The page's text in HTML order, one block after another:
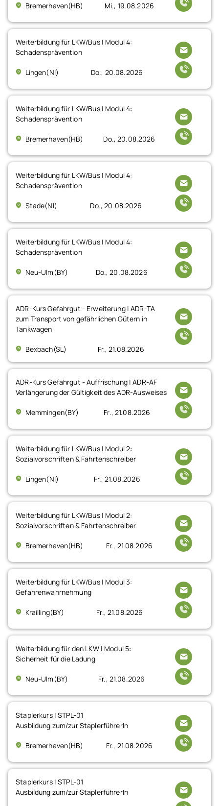
Bremerhaven(HB) Mi., 19.08.2026
Weiterbildung für LKW/Bus | Modul 4:
Schadensprävention
Lingen(NI) Do., 20.08.2026
Weiterbildung für LKW/Bus | Modul 4:
Schadensprävention
Bremerhaven(HB) Do., 20.08.2026
Weiterbildung für LKW/Bus | Modul 4:
Schadensprävention
Stade(NI) Do., 20.08.2026
Weiterbildung für LKW/Bus | Modul 4:
Schadensprävention
Neu-Ulm(BY) Do., 20.08.2026
ADR-Kurs Gefahrgut - Erweiterung | ADR-TA
zum Transport von gefährlichen Gütern in
Tankwagen
Bexbach(SL) Fr., 21.08.2026
ADR-Kurs Gefahrgut - Auffrischung | ADR-AF
Verlängerung der Gültigkeit des ADR-Ausweises
Memmingen(BY) Fr., 21.08.2026
Weiterbildung für LKW/Bus | Modul 2:
Sozialvorschriften & Fahrtenschreiber
Lingen(NI) Fr., 21.08.2026
Weiterbildung für LKW/Bus | Modul 2:
Sozialvorschriften & Fahrtenschreiber
Bremerhaven(HB) Fr., 21.08.2026
Weiterbildung für LKW/Bus | Modul 3:
Gefahrenwahrnehmung
Krailling(BY) Fr., 21.08.2026
Weiterbildung für den LKW | Modul 5:
Sicherheit für die Ladung
Neu-Ulm(BY) Fr., 21.08.2026
Staplerkurs | STPL-01
Ausbildung zum/zur StaplerführerIn
Bremerhaven(HB) Fr., 21.08.2026
Staplerkurs | STPL-01
Ausbildung zum/zur StaplerführerIn